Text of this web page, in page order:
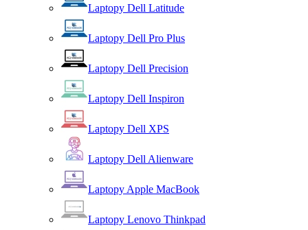
Laptopy Dell Latitude
Laptopy Dell Pro Plus
Laptopy Dell Precision
Laptopy Dell Inspiron
Laptopy Dell XPS
Laptopy Dell Alienware
Laptopy Apple MacBook
Laptopy Lenovo Thinkpad